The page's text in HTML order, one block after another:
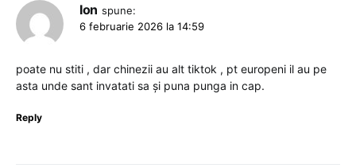
Ion spune:
6 februarie 2026 la 14:59
poate nu stiti , dar chinezii au alt tiktok , pt europeni il au pe
asta unde sant invatati sa și puna punga in cap.
Reply